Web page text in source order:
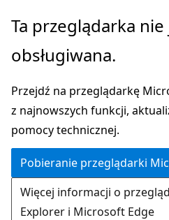
Przejdź
głównej
Ta przeglądarka
obsługiwana.
Przejdź na przeglądarkę
z najnowszych funkcji,
pomocy technicznej.
Pobieranie przeglądarki
Więcej informacji o
Explorer i Microsoft Edge